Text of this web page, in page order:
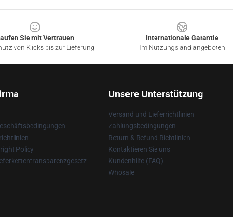
Sie mit Vertrauen
von Klicks bis zur Lieferung
Internationale Garantie
Im Nutzungsland angeboten
Policy
Unsere Unterstützung
Versand und Lieferrichtlinien
Zahlungsbedingungen
Return & Refund Richtlinien
Kontaktieren Sie uns
Kundenhilfe (FAQ)
Whosale